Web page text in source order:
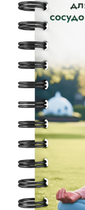
на тариф
на тариф